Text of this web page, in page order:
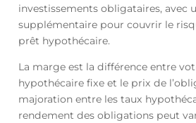
investissements obligataires, avec
supplémentaire pour couvrir le
prêt hypothécaire.
La marge est la différence entre
hypothécaire fixe et le prix de
majoration entre les taux
rendement des obligations peut